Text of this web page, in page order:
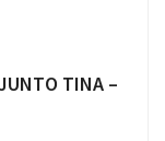
TINA –